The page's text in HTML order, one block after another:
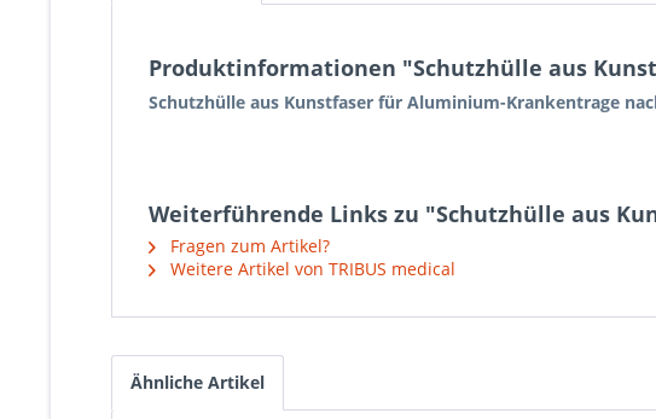
Produktinformationen "Schutzhülle aus
Schutzhülle aus Kunstfaser für Aluminium-Krankentrage
Weiterführende Links zu "Schutzhülle aus
Fragen zum Artikel?
Weitere Artikel von TRIBUS medical
Ähnliche Artikel